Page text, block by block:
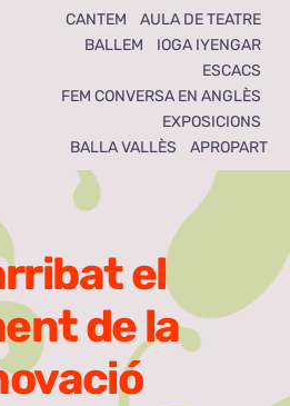
Toggle
Notícies
Seccions
CANTEM
AULA DE TEATRE
BALLEM
IOGA IYENGAR
ESCACS
FEM CONVERSA EN ANGLÈS
EXPOSICIONS
BALLA VALLÈS
APROPART
el
de la